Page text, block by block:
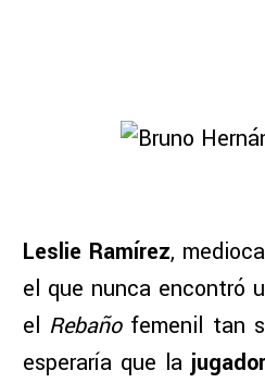
Leslie Ramírez,
el que nunca encontró
el Rebañofemenil tan
esperaría que la